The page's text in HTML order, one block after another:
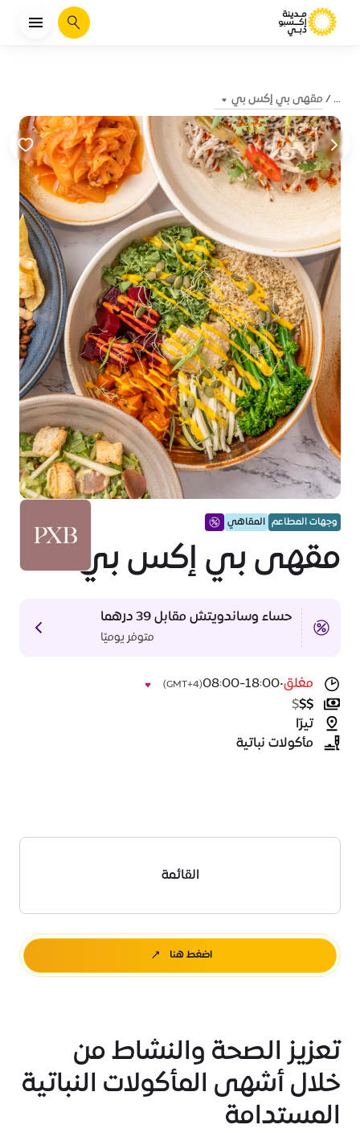
يبحث
... مقهى بي إكس بي
وجهات المطاعم المقاهي
مقهى بي إكس بي
حساء وساندويتش مقابل 39 درهما
متوفر يوميًا
مغلق•
08:00-18:00
(GMT+4)
$
$
$
تيرّا
مأكولات نباتية
القائمة
اضغط هنا
تعزيز الصحة والنشاط من
خلال أشهى المأكولات النباتية
المستدامة